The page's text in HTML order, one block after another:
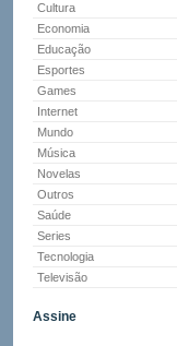
Cultura
Economia
Educação
Esportes
Games
Internet
Mundo
Música
Novelas
Outros
Saúde
Series
Tecnologia
Televisão
Assine